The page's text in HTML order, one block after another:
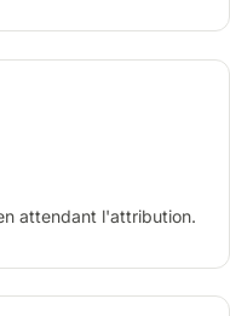
attendant l'attribution.